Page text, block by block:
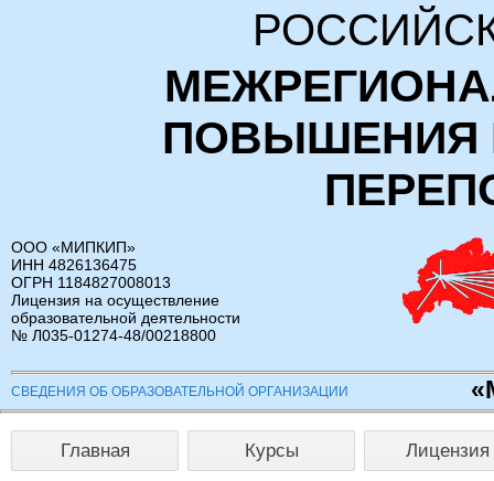
ПОВЫШЕНИЯ
ООО «МИПКИП»
ИНН 4826136475
ОГРН 1184827008013
Лицензия на осуществление
образовательной деятельности
№ Л035-01274-48/00218800
СВЕДЕНИЯ ОБ ОБРАЗОВАТЕЛЬНОЙ ОРГАНИЗАЦИИ
Главная Курсы Лицензия